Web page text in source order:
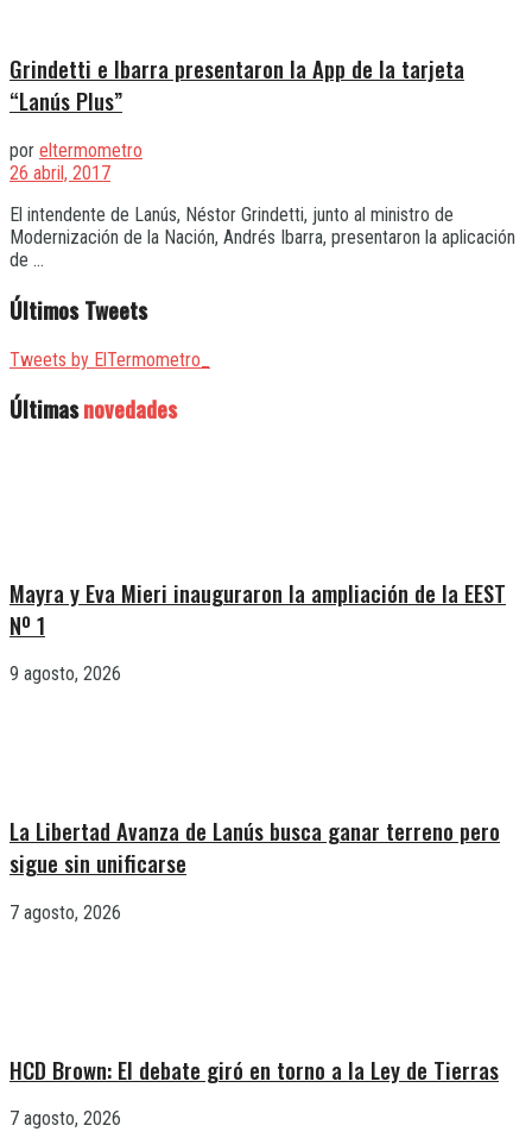
Grindetti e Ibarra presentaron la App de la tarjeta
“Lanús Plus”
por eltermometro
26 abril, 2017
El intendente de Lanús, Néstor Grindetti, junto al ministro de
Modernización de la Nación, Andrés Ibarra, presentaron la aplicación
de ...
Últimos Tweets
Tweets by ElTermometro_
Últimasnovedades
Mayra y Eva Mieri inauguraron la ampliación de la EEST
Nº 1
9 agosto, 2026
La Libertad Avanza de Lanús busca ganar terreno pero
sigue sin unificarse
7 agosto, 2026
HCD Brown: El debate giró en torno a la Ley de Tierras
7 agosto, 2026